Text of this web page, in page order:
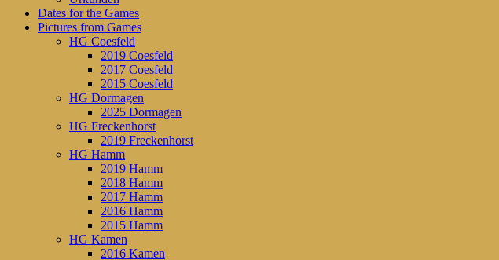
Dates for the Games
Pictures from Games
HG Coesfeld
2019 Coesfeld
2017 Coesfeld
2015 Coesfeld
HG Dormagen
2025 Dormagen
HG Freckenhorst
2019 Freckenhorst
HG Hamm
2019 Hamm
2018 Hamm
2017 Hamm
2016 Hamm
2015 Hamm
HG Kamen
2016 Kamen